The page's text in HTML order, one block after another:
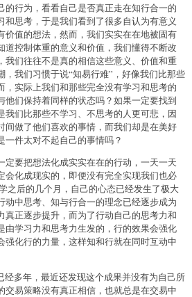
的行为，看看自己是否真正走在知行合一的
和思考，于是我们看到了很多自认为有意义
价值的想法，然而，我们实实在在地被固有
道控制体重的意义和价值，我们懂得不断改
我们往往不是真的相信这些意义、价值和重
，我们习惯于说“知易行难”，好像我们比那些
，实际上我们和那些完全没有学习和思考的
他们保持着同样的状态吗？如果一定要找到
我们比那些不学习、不思考的人更可悲，因
间做了他们喜欢的事情，而我们却是在美好
一件太对不起自己的事情吗？
定要把想法化成实实在在的行动，一天一天
会化成现实的，即便没有完全实现我们也必
之后的几个月，自己的心态已经发生了极大
动中思考、知与行合一的理念已经逐步成为
真正逐步提升，而为了行动自己的思考力和
由学习力和思考力生发的，行的效果会强化
强化行的力量，这样知和行就在同时互动中
经多年，最近还发现这个成果并没有为自己所
交易策略没有真正相信，也就总是在交易中